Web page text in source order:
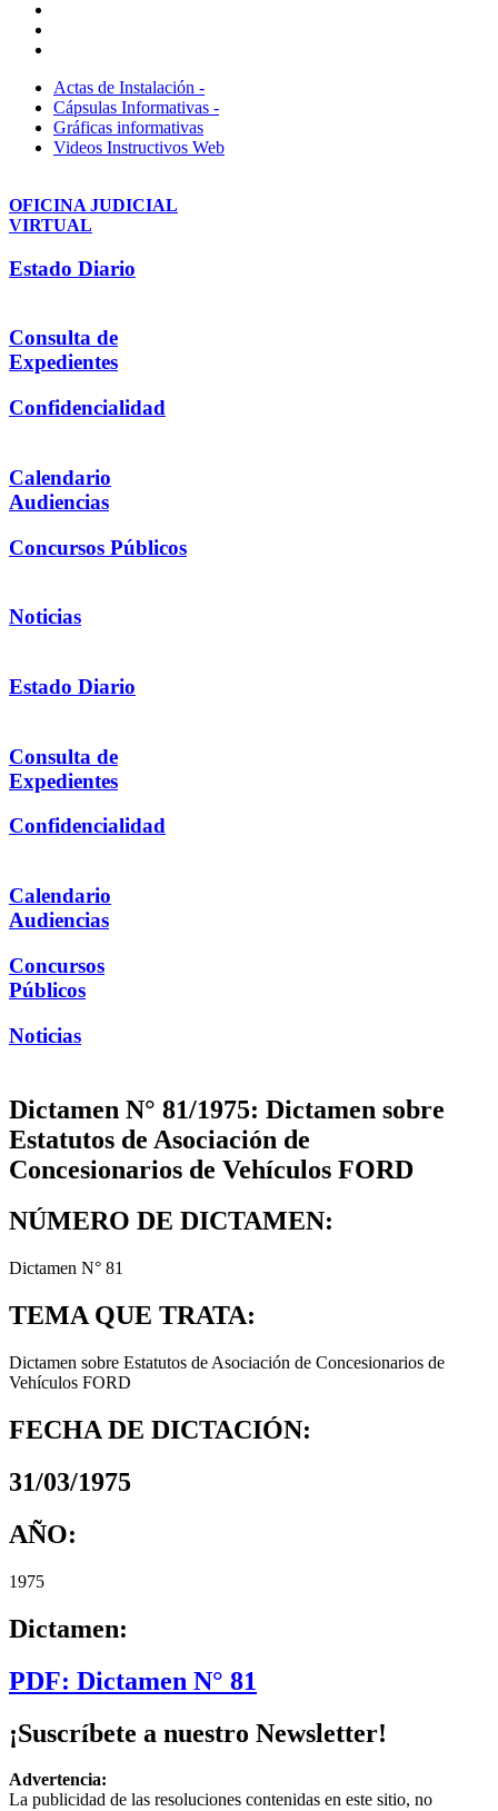
Actas de Instalación -
Cápsulas Informativas -
Gráficas informativas
Videos Instructivos Web
OFICINA JUDICIAL
VIRTUAL
Estado Diario
Consulta de
Expedientes
Confidencialidad
Calendario
Audiencias
Concursos Públicos
Noticias
Estado Diario
Consulta de
Expedientes
Confidencialidad
Calendario
Audiencias
Concursos
Públicos
Noticias
Dictamen N° 81/1975: Dictamen sobre
Estatutos de Asociación de
Concesionarios de Vehículos FORD
NÚMERO DE DICTAMEN:
Dictamen N° 81
TEMA QUE TRATA:
Dictamen sobre Estatutos de Asociación de Concesionarios de
Vehículos FORD
FECHA DE DICTACIÓN:
31/03/1975
AÑO:
1975
Dictamen:
PDF: Dictamen N° 81
¡Suscríbete a nuestro Newsletter!
Advertencia:
La publicidad de las resoluciones contenidas en este sitio, no